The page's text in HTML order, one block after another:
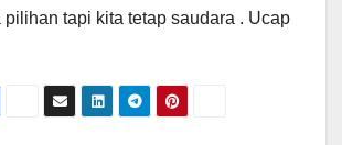
pilihan tapi kita tetap saudara . Ucap